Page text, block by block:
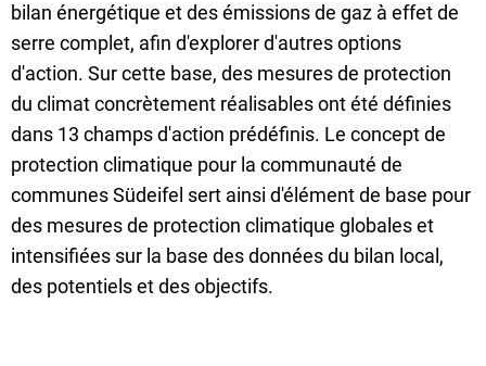
bilan énergétique et des émissions de gaz à effet de
serre complet, afin d'explorer d'autres options
d'action. Sur cette base, des mesures de protection
du climat concrètement réalisables ont été définies
dans 13 champs d'action prédéfinis. Le concept de
protection climatique pour la communauté de
communes Südeifel sert ainsi d'élément de base pour
des mesures de protection climatique globales et
intensifiées sur la base des données du bilan local,
des potentiels et des objectifs.